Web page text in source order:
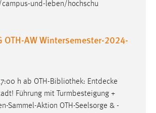
und-leben/hochschu
OTH-AW Wintersemester-2024-
h ab OTH-Bibliothek: Entdecke
Führung mit Turmbesteigung +
Sammel-Aktion OTH-Seelsorge & -